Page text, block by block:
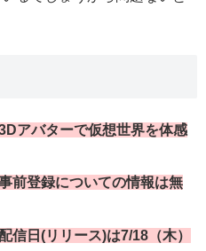
アバターで仮想世界を体感
前登録についての情報は無
信日(リリース)は7/18（木）